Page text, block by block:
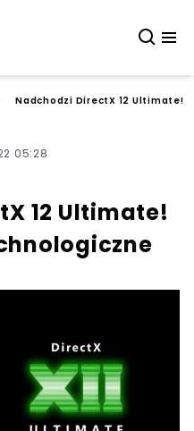
Nadchodzi DirectX 12 Ultimate!
05:28
12 Ultimate!